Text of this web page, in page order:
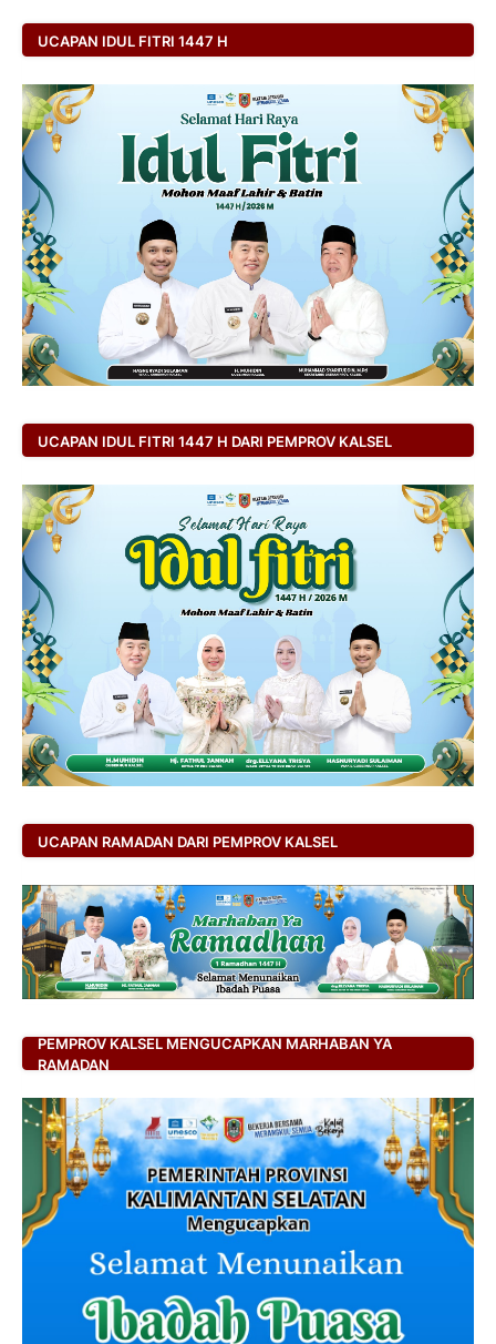
UCAPAN IDUL FITRI 1447 H
UCAPAN IDUL FITRI 1447 H DARI PEMPROV KALSEL
UCAPAN RAMADAN DARI PEMPROV KALSEL
PEMPROV KALSEL MENGUCAPKAN MARHABAN YA
RAMADAN